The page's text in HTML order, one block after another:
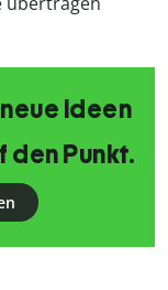
Ideen
den Punkt.